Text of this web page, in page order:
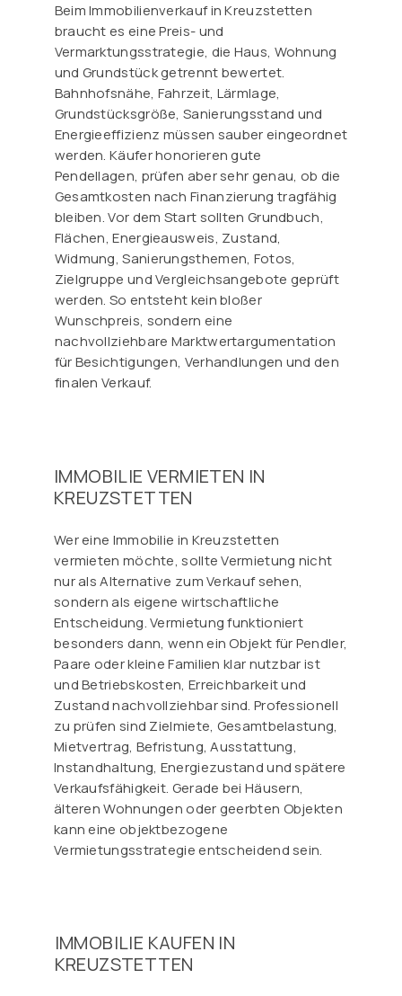
Beim Immobilienverkauf in Kreuzstetten
braucht es eine Preis- und
Vermarktungsstrategie, die Haus, Wohnung
und Grundstück getrennt bewertet.
Bahnhofsnähe, Fahrzeit, Lärmlage,
Grundstücksgröße, Sanierungsstand und
Energieeffizienz müssen sauber eingeordnet
werden. Käufer honorieren gute
Pendellagen, prüfen aber sehr genau, ob die
Gesamtkosten nach Finanzierung tragfähig
bleiben. Vor dem Start sollten Grundbuch,
Flächen, Energieausweis, Zustand,
Widmung, Sanierungsthemen, Fotos,
Zielgruppe und Vergleichsangebote geprüft
werden. So entsteht kein bloßer
Wunschpreis, sondern eine
nachvollziehbare Marktwertargumentation
für Besichtigungen, Verhandlungen und den
finalen Verkauf.
IMMOBILIE VERMIETEN IN
KREUZSTETTEN
Wer eine Immobilie in Kreuzstetten
vermieten möchte, sollte Vermietung nicht
nur als Alternative zum Verkauf sehen,
sondern als eigene wirtschaftliche
Entscheidung. Vermietung funktioniert
besonders dann, wenn ein Objekt für Pendler,
Paare oder kleine Familien klar nutzbar ist
und Betriebskosten, Erreichbarkeit und
Zustand nachvollziehbar sind. Professionell
zu prüfen sind Zielmiete, Gesamtbelastung,
Mietvertrag, Befristung, Ausstattung,
Instandhaltung, Energiezustand und spätere
Verkaufsfähigkeit. Gerade bei Häusern,
älteren Wohnungen oder geerbten Objekten
kann eine objektbezogene
Vermietungsstrategie entscheidend sein.
IMMOBILIE KAUFEN IN
KREUZSTETTEN